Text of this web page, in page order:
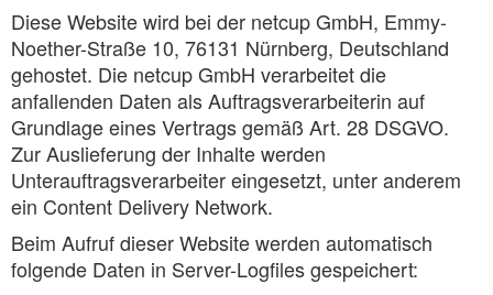
Diese Website wird bei der netcup GmbH, Emmy-
Noether-Straße 10, 76131 Nürnberg, Deutschland
gehostet. Die netcup GmbH verarbeitet die
anfallenden Daten als Auftragsverarbeiterin auf
Grundlage eines Vertrags gemäß Art. 28 DSGVO.
Zur Auslieferung der Inhalte werden
Unterauftragsverarbeiter eingesetzt, unter anderem
ein Content Delivery Network.
Beim Aufruf dieser Website werden automatisch
folgende Daten in Server-Logfiles gespeichert: